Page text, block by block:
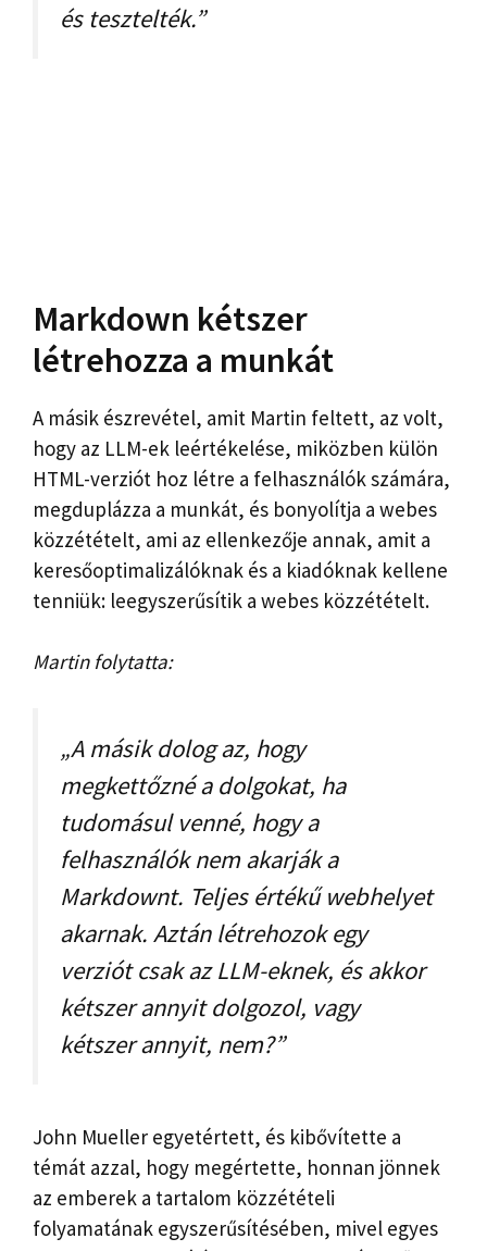
és tesztelték.”
Markdown kétszer
létrehozza a munkát
A másik észrevétel, amit Martin feltett, az volt,
hogy az LLM-ek leértékelése, miközben külön
HTML-verziót hoz létre a felhasználók számára,
megduplázza a munkát, és bonyolítja a webes
közzétételt, ami az ellenkezője annak, amit a
keresőoptimalizálóknak és a kiadóknak kellene
tenniük: leegyszerűsítik a webes közzétételt.
Martin folytatta:
„A másik dolog az, hogy
megkettőzné a dolgokat, ha
tudomásul venné, hogy a
felhasználók nem akarják a
Markdownt. Teljes értékű webhelyet
akarnak. Aztán létrehozok egy
verziót csak az LLM-eknek, és akkor
kétszer annyit dolgozol, vagy
kétszer annyit, nem?”
John Mueller egyetértett, és kibővítette a
témát azzal, hogy megértette, honnan jönnek
az emberek a tartalom közzétételi
folyamatának egyszerűsítésében, mivel egyes